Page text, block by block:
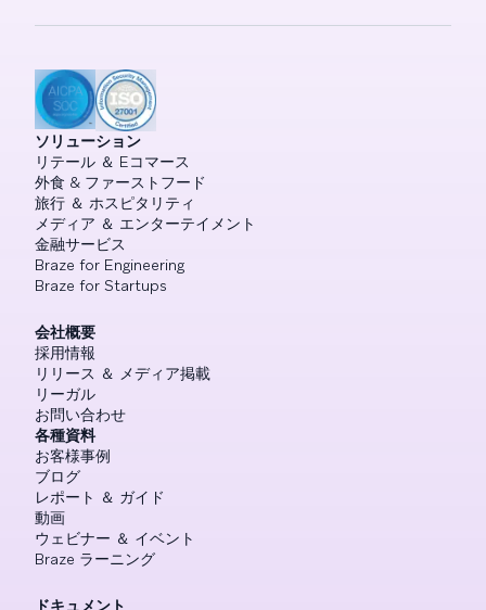
ソリューション
リテール ＆ Eコマース
外食 & ファーストフード
旅行 ＆ ホスピタリティ
メディア ＆ エンターテイメント
金融サービス
Braze for Engineering
Braze for Startups
会社概要
採用情報
リリース ＆ メディア掲載
リーガル
お問い合わせ
各種資料
お客様事例
ブログ
レポート ＆ ガイド
動画
ウェビナー ＆ イベント
Braze ラーニング
ドキュメント